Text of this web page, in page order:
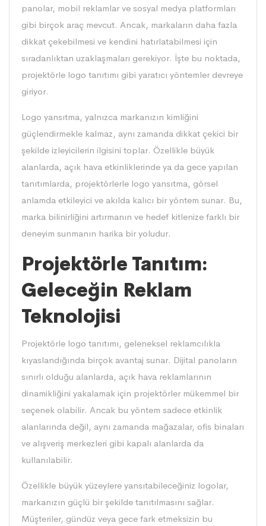
panolar, mobil reklamlar ve sosyal medya platformları
gibi birçok araç mevcut. Ancak, markaların daha fazla
dikkat çekebilmesi ve kendini hatırlatabilmesi için
sıradanlıktan uzaklaşmaları gerekiyor. İşte bu noktada,
projektörle logo tanıtımı gibi yaratıcı yöntemler devreye
giriyor.
Logo yansıtma, yalnızca markanızın kimliğini
güçlendirmekle kalmaz, aynı zamanda dikkat çekici bir
şekilde izleyicilerin ilgisini toplar. Özellikle büyük
alanlarda, açık hava etkinliklerinde ya da gece yapılan
tanıtımlarda, projektörlerle logo yansıtma, görsel
anlamda etkileyici ve akılda kalıcı bir yöntem sunar. Bu,
marka bilinirliğini artırmanın ve hedef kitlenize farklı bir
deneyim sunmanın harika bir yoludur.
Projektörle Tanıtım:
Geleceğin Reklam
Teknolojisi
Projektörle logo tanıtımı, geleneksel reklamcılıkla
kıyaslandığında birçok avantaj sunar. Dijital panoların
sınırlı olduğu alanlarda, açık hava reklamlarının
dinamikliğini yakalamak için projektörler mükemmel bir
seçenek olabilir. Ancak bu yöntem sadece etkinlik
alanlarında değil, aynı zamanda mağazalar, ofis binaları
ve alışveriş merkezleri gibi kapalı alanlarda da
kullanılabilir.
Özellikle büyük yüzeylere yansıtabileceğiniz logolar,
markanızın güçlü bir şekilde tanıtılmasını sağlar.
Müşteriler, gündüz veya gece fark etmeksizin bu